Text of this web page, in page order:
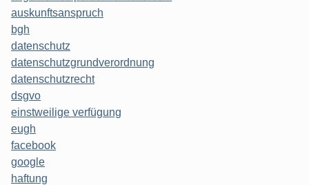
auskunftsanspruch
bgh
datenschutz
datenschutzgrundverordnung
datenschutzrecht
dsgvo
einstweilige verfügung
eugh
facebook
google
haftung